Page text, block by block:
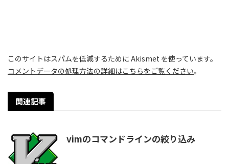
このサイトはスパムを低減するために Akismet を使っています。
コメントデータの処理方法の詳細はこちらをご覧ください。
関連記事
vimのコマンドラインの絞り込み